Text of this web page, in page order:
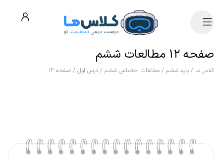
صفحه ۱۲ مطالعات ششم
کلاس ما / پایه ششم / مطالعات اجتماعی ششم / درس اول / صفحه ۱۲